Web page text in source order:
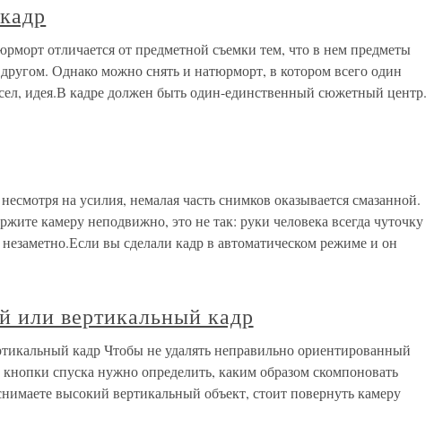
отличается от предметной съемки тем, что в нем предметы
Однако можно снять и натюрморт, в котором всего один
идея.В кадре должен быть один-единственный сюжетный центр.
на усилия, немалая часть снимков оказывается смазанной.
камеру неподвижно, это не так: руки человека всегда чуточку
вы сделали кадр в автоматическом режиме и он
или вертикальный кадр
кадр Чтобы не удалять неправильно ориентированный
спуска нужно определить, каким образом скомпоновать
высокий вертикальный объект, стоит повернуть камеру